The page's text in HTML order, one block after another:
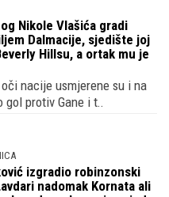
Nikole Vlašića gradi
Dalmacije, sjedište joj
Hillsu, a ortak mu je
nacije usmjerene su i na
protiv Gane i t..
izgradio robinzonski
nadomak Kornata ali